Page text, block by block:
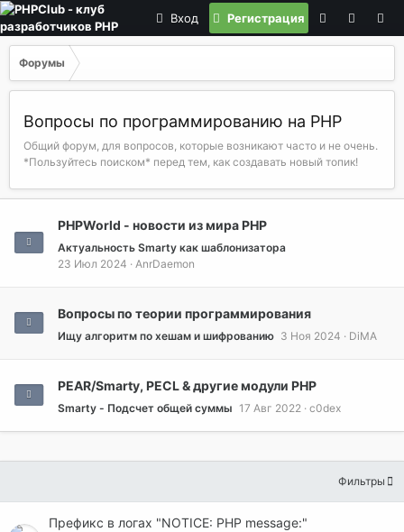
Вход Регистрация
Форумы
Вопросы по программированию на РНР
Общий форум, для вопросов, которые возникают часто и не очень.
*Пользуйтесь поиском* перед тем, как создавать новый топик!
PHPWorld - новости из мира PHP
Актуальность Smarty как шаблонизатора
23 Июл 2024
AnrDaemon
Вопросы по теории программирования
Ищу алгоритм по хешам и шифрованию 3 Ноя 2024 DiMA
PEAR/Smarty, PECL & другие модули PHP
Smarty - Подсчет общей суммы 17 Авг 2022 c0dex
Фильтры
Префикс в логах "NOTICE: PHP message:"